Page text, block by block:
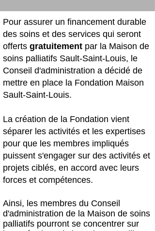
Pour assurer un financement durable
des soins et des services qui seront
offerts gratuitement par la Maison de
soins palliatifs Sault-Saint-Louis, le
Conseil d'administration a décidé de
mettre en place la Fondation Maison
Sault-Saint-Louis.
La création de la Fondation vient
séparer les activités et les expertises
pour que les membres impliqués
puissent s'engager sur des activités et
projets ciblés, en accord avec leurs
forces et compétences.
Ainsi, les membres du Conseil
d'administration de la Maison de soins
palliatifs pourront se concentrer sur